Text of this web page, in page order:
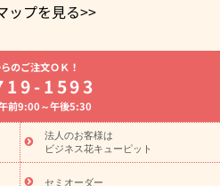
ップを見る>>
花特集
誕生日フラワーギフト特集
)
開店・開業祝い
お供え・お悔やみの花
に贈る花 胡蝶蘭・花鉢
ト
ひまわり ギフト・プレゼント
季節のイベント
お盆 花（新
盆）
お盆・お供え 花とセットギ
のご注文ＯＫ！
1593
前9:00～午後5:30
法人のお客様は
ビジネス花キューピット
セミオーダー